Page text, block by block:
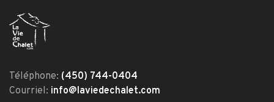
Téléphone: (450) 744-0404
Courriel: info@laviedechalet.com